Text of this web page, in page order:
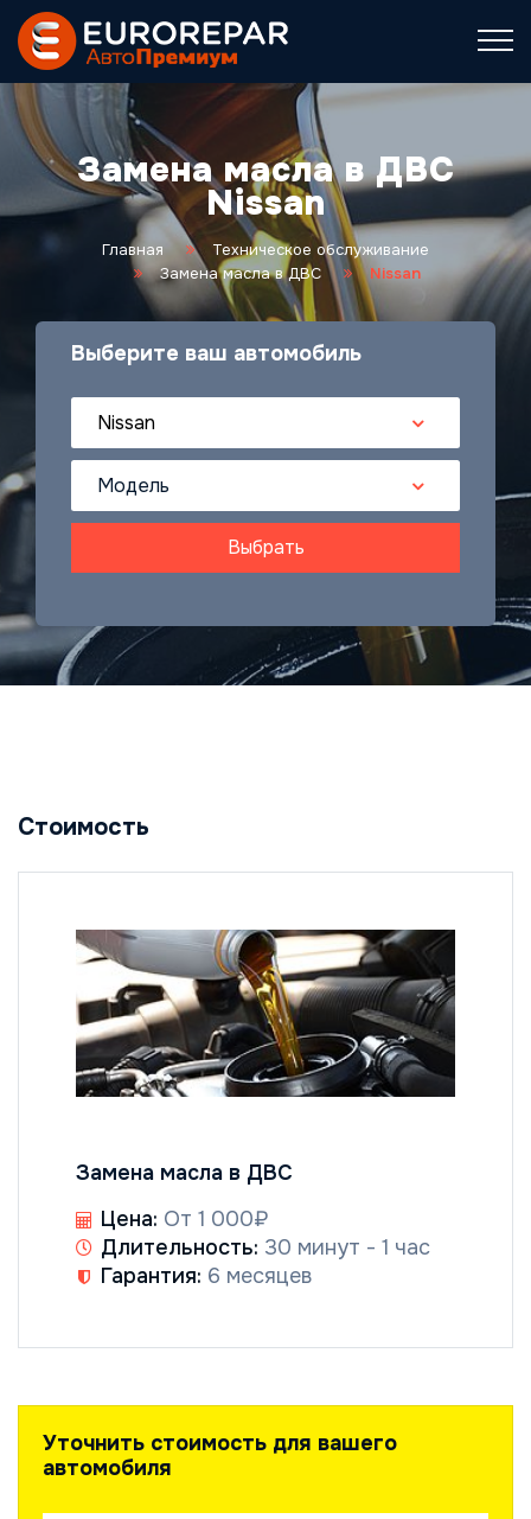
Замена масла в ДВС
Nissan
Главная
Техническое обслуживание
Замена масла в ДВС
Nissan
Выберите ваш автомобиль
Nissan
Модель
Выбрать
Стоимость
Замена масла в ДВС
Цена: От 1 000₽
Длительность: 30 минут - 1 час
Гарантия: 6 месяцев
Уточнить стоимость для вашего
автомобиля